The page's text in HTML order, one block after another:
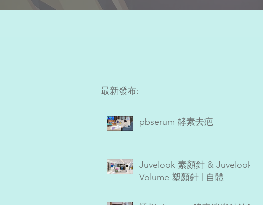
最新發布:
pbserum 酵素去疤
Juvelook 素顏針 & Juvelook
Volume 塑顏針 | 自體